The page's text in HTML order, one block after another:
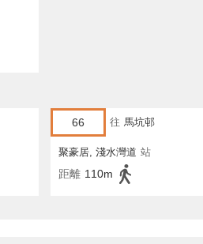
66 往 馬坑邨
聚豪居, 淺水灣道 站
距離 110m